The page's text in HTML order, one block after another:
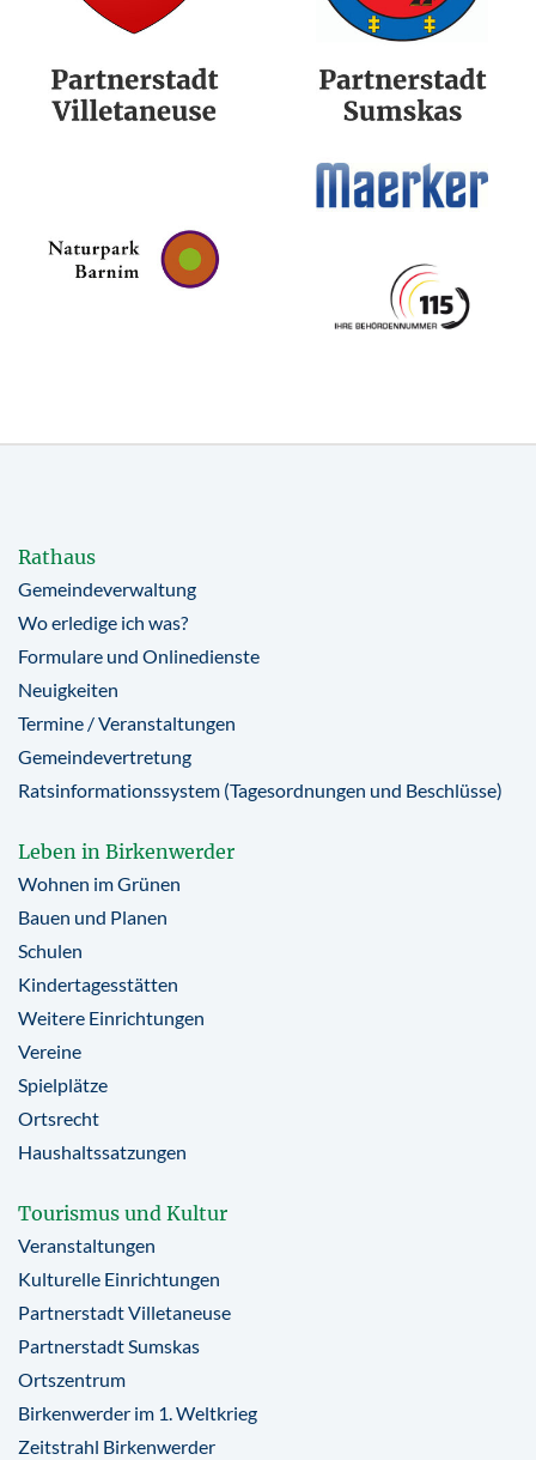
Rathaus
Gemeindeverwaltung
Wo erledige ich was?
Formulare und Onlinedienste
Neuigkeiten
Termine / Veranstaltungen
Gemeindevertretung
Ratsinformationssystem (Tagesordnungen und Beschlüsse)
Leben in Birkenwerder
Wohnen im Grünen
Bauen und Planen
Schulen
Kindertagesstätten
Weitere Einrichtungen
Vereine
Spielplätze
Ortsrecht
Haushaltssatzungen
Tourismus und Kultur
Veranstaltungen
Kulturelle Einrichtungen
Partnerstadt Villetaneuse
Partnerstadt Sumskas
Ortszentrum
Birkenwerder im 1. Weltkrieg
Zeitstrahl Birkenwerder